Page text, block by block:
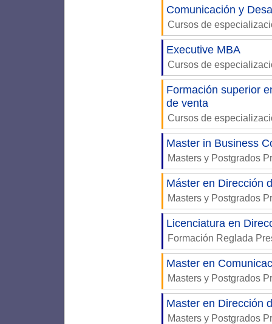
Comunicación y
Cursos de
Executive MBA
Cursos de
Formación superior
de venta
Cursos de
Master in Business
Masters y Postgrados
Máster en Dirección
Masters y Postgrados
Licenciatura en
Formación Reglada
Master en
Masters y Postgrados
Master en Dirección
Masters y Postgrados